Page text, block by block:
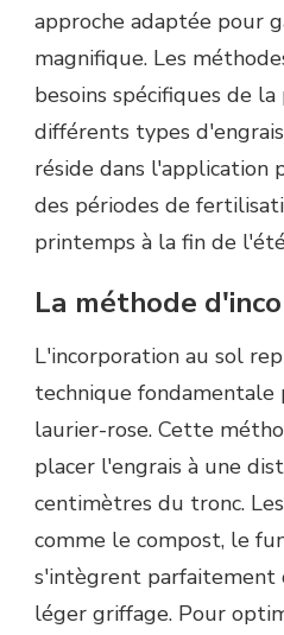
approche adaptée pour
magnifique. Les
besoins spécifiques de
différents types
réside dans l'application
des périodes de
printemps à la fin de
La méthode
L'incorporation au sol
technique
laurier-rose. Cette
placer l'engrais à une
centimètres du tronc.
comme le compost, le
s'intègrent parfaitement
léger griffage. Pour